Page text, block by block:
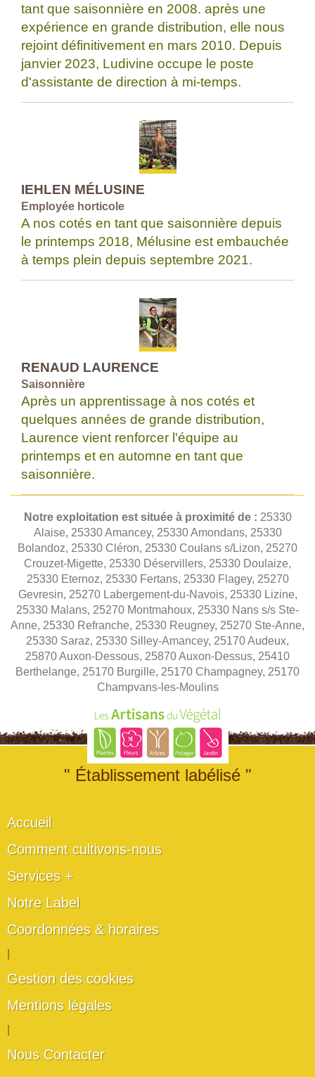
tant que saisonnière en 2008. après une
expérience en grande distribution, elle nous
rejoint définitivement en mars 2010. Depuis
janvier 2023, Ludivine occupe le poste
d'assistante de direction à mi-temps.
IEHLEN MÉLUSINE
Employée horticole
A nos cotés en tant que saisonnière depuis
le printemps 2018, Mélusine est embauchée
à temps plein depuis septembre 2021.
RENAUD LAURENCE
Saisonnière
Après un apprentissage à nos cotés et
quelques années de grande distribution,
Laurence vient renforcer l'équipe au
printemps et en automne en tant que
saisonnière.
Notre exploitation est située à proximité de : 25330
Alaise, 25330 Amancey, 25330 Amondans, 25330
Bolandoz, 25330 Cléron, 25330 Coulans s/Lizon, 25270
Crouzet-Migette, 25330 Déservillers, 25330 Doulaize,
25330 Eternoz, 25330 Fertans, 25330 Flagey, 25270
Gevresin, 25270 Labergement-du-Navois, 25330 Lizine,
25330 Malans, 25270 Montmahoux, 25330 Nans s/s Ste-
Anne, 25330 Refranche, 25330 Reugney, 25270 Ste-Anne,
25330 Saraz, 25330 Silley-Amancey, 25170 Audeux,
25870 Auxon-Dessous, 25870 Auxon-Dessus, 25410
Berthelange, 25170 Burgille, 25170 Champagney, 25170
Champvans-les-Moulins
" Établissement labélisé "
Accueil
Comment cultivons-nous
Services +
Notre Label
Coordonnées & horaires
Gestion des cookies
Mentions légales
Nous Contacter